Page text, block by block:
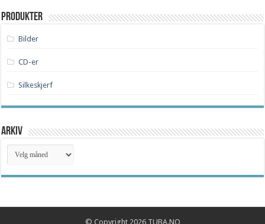
Produkter
Bilder
CD-er
Silkeskjerf
Arkiv
Arkiv
© Copyright 2026 TUBA.NO